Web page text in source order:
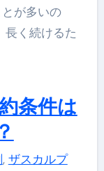
が多いの
長く続けるた
条件は
, ザスカルプ